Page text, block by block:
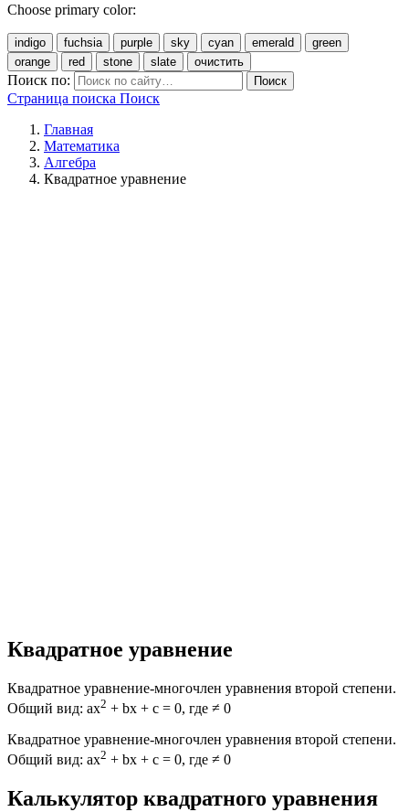
Choose primary color:
indigo fuchsia purple sky cyan emerald
green
orange
red stone slate очистить
Поиск по: Поиск
Страница поиска Поиск
Главная
Математика
Алгебра
Квадратное уравнение
Квадратное уравнение
Квадратное уравнение-многочлен уравнения второй степени.
Общий вид: ax2 + bx + c = 0, где ≠ 0
Квадратное уравнение-многочлен уравнения второй степени.
Общий вид: ax2 + bx + c = 0, где ≠ 0
Калькулятор квадратного уравнения